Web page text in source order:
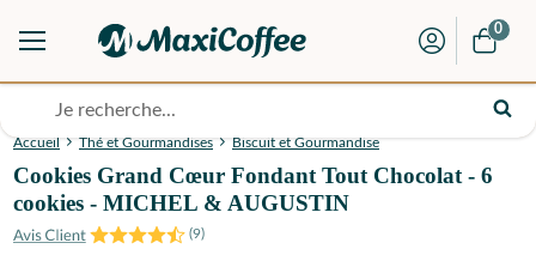
0
Accueil Thé et Gourmandises Biscuit et Gourmandise
Cookies Grand Cœur Fondant Tout Chocolat - 6
cookies - MICHEL & AUGUSTIN
(9)